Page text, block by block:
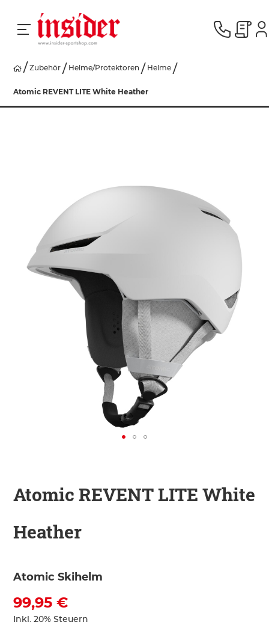
DAMEN
Zubehör Helme/Protektoren Helme
Atomic REVENT LITE White Heather
Atomic REVENT LITE White
Heather
Atomic Skihelm
99,95 €
Inkl. 20% Steuern